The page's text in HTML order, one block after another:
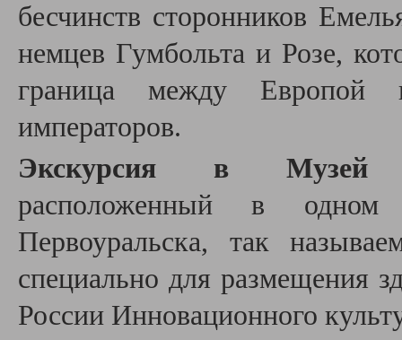
бесчинств сторонников
немцев Гумбольта и Розе,
граница между Европой
императоров.
Экскурсия в Музей
расположенный в
Первоуральска, так
специально для размещения
России Инновационного